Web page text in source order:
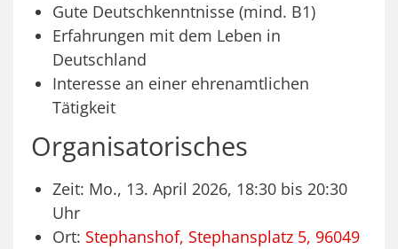
Gute Deutschkenntnisse (mind. B1)
Erfahrungen mit dem Leben in
Deutschland
Interesse an einer ehrenamtlichen
Tätigkeit
Organisatorisches
Zeit: Mo., 13. April 2026, 18:30 bis 20:30
Uhr
Ort: Stephanshof, Stephansplatz 5, 96049